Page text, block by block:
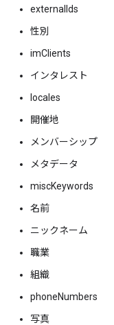
externalIds
性別
imClients
インタレスト
locales
開催地
メンバーシップ
メタデータ
miscKeywords
名前
ニックネーム
職業
組織
phoneNumbers
写真